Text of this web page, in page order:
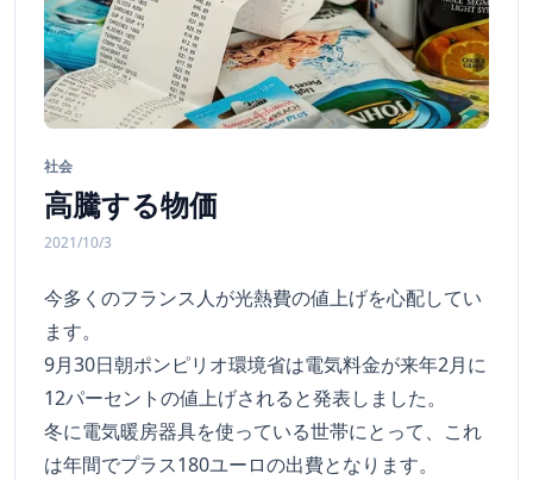
社会
高騰する物価
2021/10/3
今多くのフランス人が光熱費の値上げを心配してい
ます。
9月30日朝ポンピリオ環境省は電気料金が来年2月に
12パーセントの値上げされると発表しました。
冬に電気暖房器具を使っている世帯にとって、これ
は年間でプラス180ユーロの出費となります。